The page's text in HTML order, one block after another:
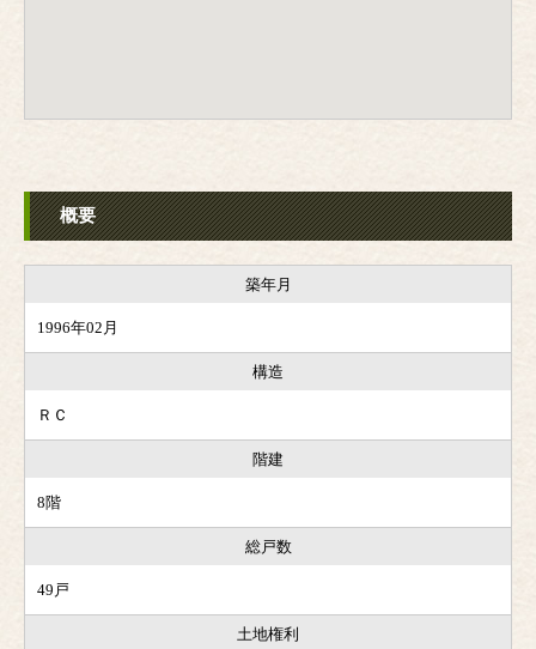
概要
築年月
1996年02月
構造
ＲＣ
階建
8階
総戸数
49戸
土地権利